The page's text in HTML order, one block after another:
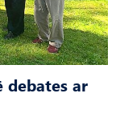
debates ar